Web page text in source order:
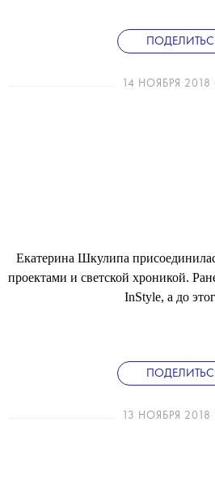
14 НОЯБРЯ 2018
Екатерина Шкулипа
проектами и светской хроникой.
InStyle, а до
13 НОЯБРЯ 2018